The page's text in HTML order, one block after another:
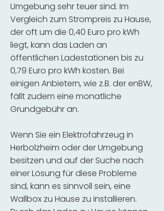
Umgebung sehr teuer sind. Im
Vergleich zum Strompreis zu Hause,
der oft um die 0,40 Euro pro kWh
liegt, kann das Laden an
öffentlichen Ladestationen bis zu
0,79 Euro pro kWh kosten. Bei
einigen Anbietern, wie z.B. der enBW,
fällt zudem eine monatliche
Grundgebühr an.
Wenn Sie ein Elektrofahrzeug in
Herbolzheim oder der Umgebung
besitzen und auf der Suche nach
einer Lösung für diese Probleme
sind, kann es sinnvoll sein, eine
Wallbox zu Hause zu installieren.